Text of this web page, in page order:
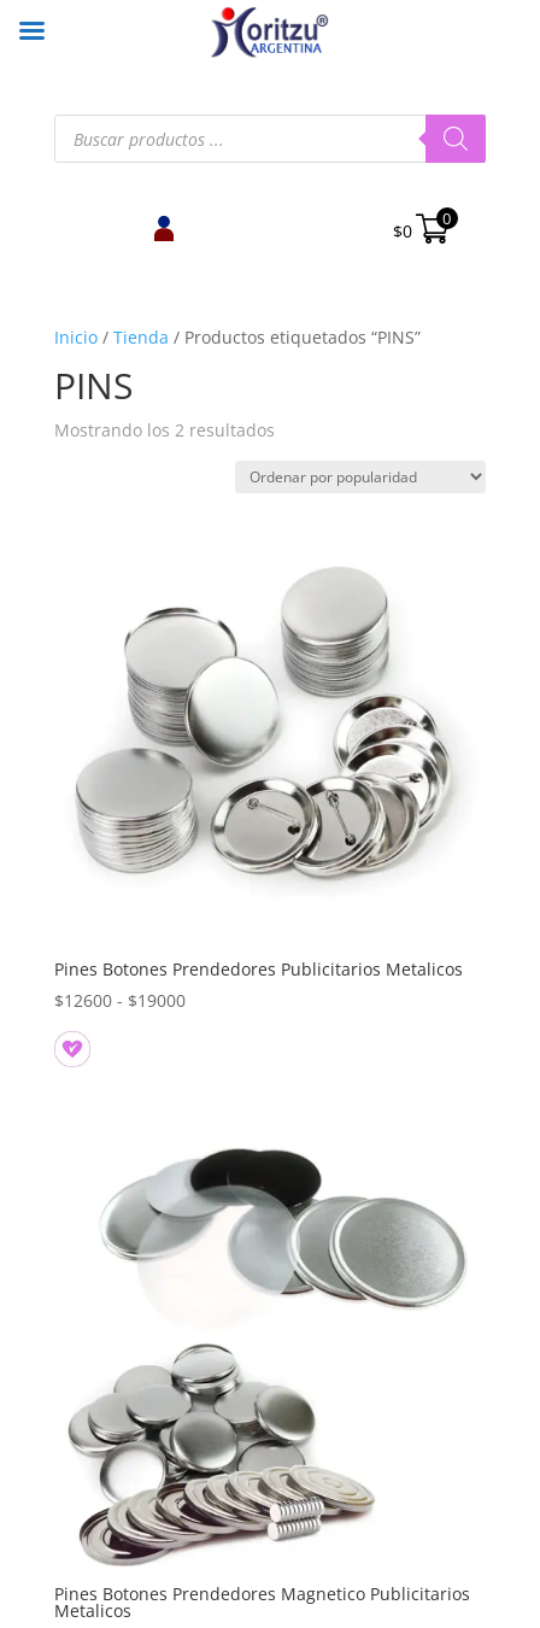
Búsqueda
productos
$0
0
Inicio/ Tienda / Productos etiquetados “PINS”
PINS
Mostrando los 2 resultadosOrdenado
popularidad
Pines Botones Prendedores Publicitarios Metalicos
$12600 - $19000Rango
$19000
Pines Botones Prendedores Magnetico Publicitarios
Metalicos